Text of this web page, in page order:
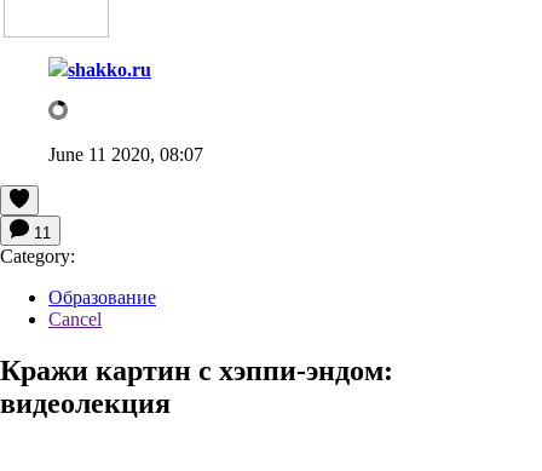
shakko.ru
June 11 2020, 08:07
11
Category:
Образование
Cancel
Кражи картин с хэппи-эндом:
видеолекция